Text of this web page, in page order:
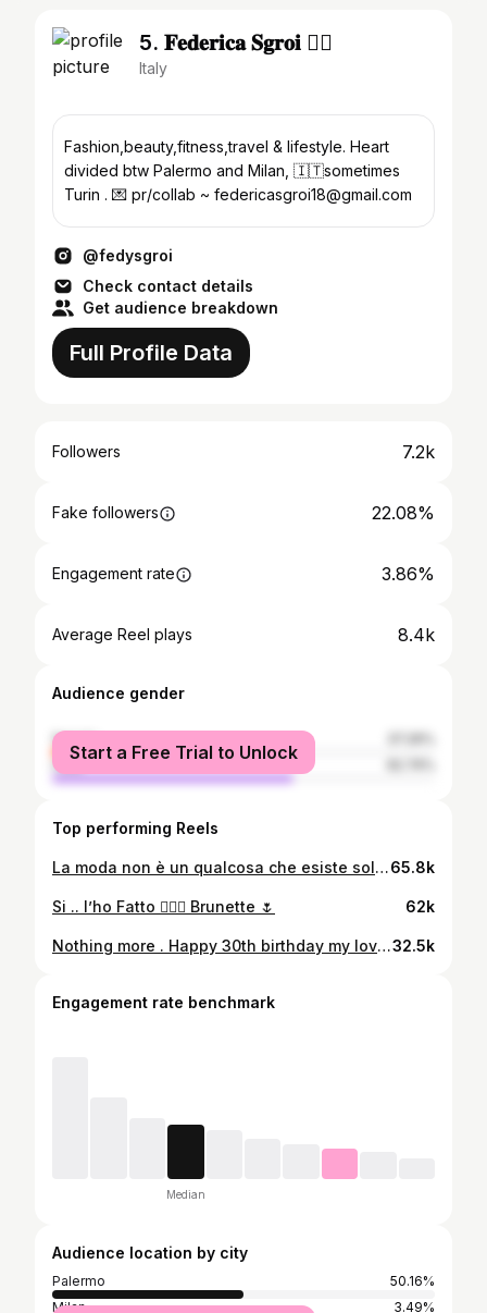
5. 𝐅𝐞𝐝𝐞𝐫𝐢𝐜𝐚 𝐒𝐠𝐫𝐨𝐢 ❤️‍🔥
Italy
Fashion,beauty,fitness,travel & lifestyle. Heart
divided btw Palermo and Milan, 🇮🇹sometimes
Turin . 💌 pr/collab ~ federicasgroi18@gmail.com
@fedysgroi
Check contact details
Get audience breakdown
Full Profile Data
Followers 7.2k
Fake followers 22.08%
Engagement rate 3.86%
Average Reel plays 8.4k
Audience gender
female
male
Start a Free Trial to Unlock
Top performing Reels
La moda non è un qualcosa che esiste solo sotto forma di abiti. La moda è nel cielo, nelle strade, la moda ha a che fare con le idee, il modo in cui viviamo, ciò che accade! Coco Chanel Ho adorato creare questo Hair Look per @fedysgroi ✨ Grazie perchè con le tue folli idee mi fai amare ancora di più quello che faccio e quello per cui vivo! Sperimentare, giocare, creare e uscire fuori dagli schemi! Sei meravigliosa!❤️ Hair: @mauro_quattrocchi_ Make-up: @linapagliarella_make_up_artist il tuo tocco è sempre magico🖌️❤️ #moda #fashion #italiangirl #creativity #love65.8k
Si .. l’ho Fatto 💁🏻‍♀️ Brunette 🌷 62k
Nothing more . Happy 30th birthday my love. Love you 🫀✨🎂 @giuseppecianciolo 📹 @licaristudio32.5k
Engagement rate benchmark
Median
Audience location by city
Palermo
50.16%
Milan
3.49%